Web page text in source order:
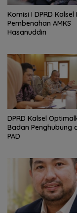
Komisi I DPRD
Pembenahan AMKS
Hasanuddin
‎DPRD Kalsel
Badan Penghubung
PAD